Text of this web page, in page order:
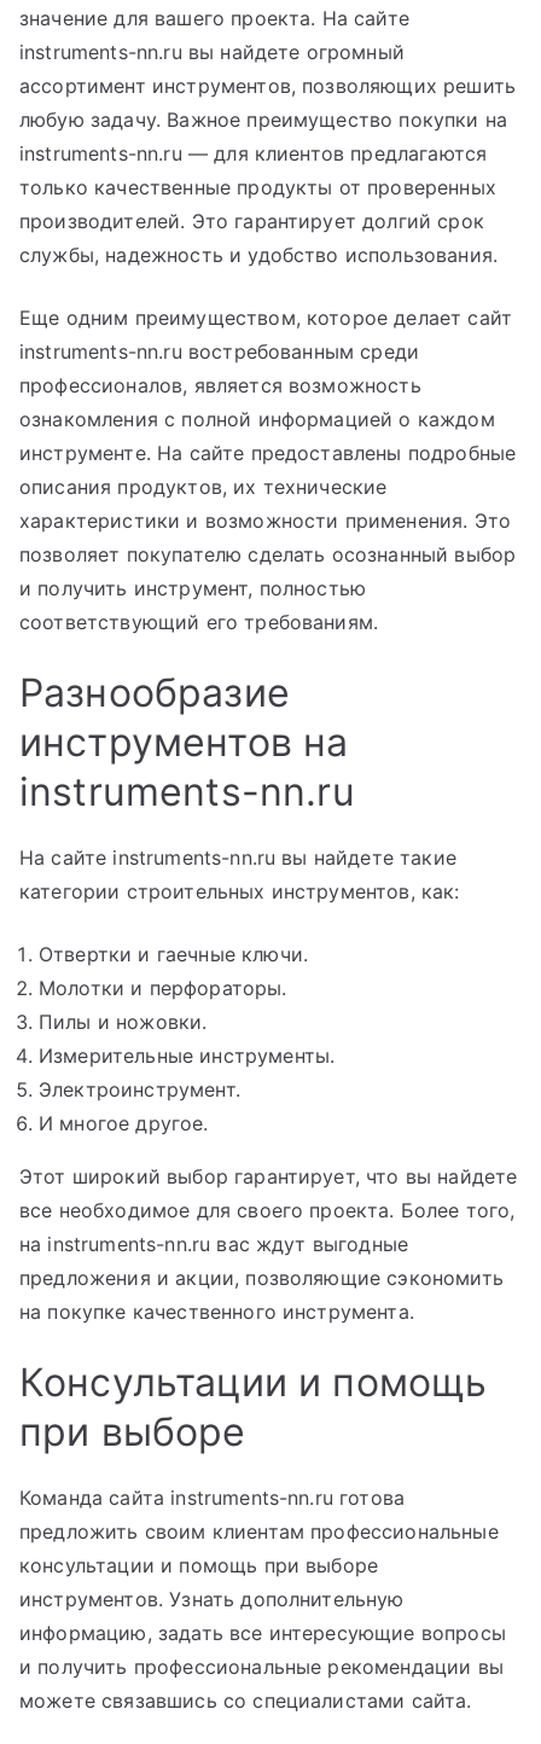
значение для вашего проекта. На сайте
instruments-nn.ru вы найдете огромный
ассортимент инструментов, позволяющих решить
любую задачу. Важное преимущество покупки на
instruments-nn.ru — для клиентов предлагаются
только качественные продукты от проверенных
производителей. Это гарантирует долгий срок
службы, надежность и удобство использования.
Еще одним преимуществом, которое делает сайт
instruments-nn.ru востребованным среди
профессионалов, является возможность
ознакомления с полной информацией о каждом
инструменте. На сайте предоставлены подробные
описания продуктов, их технические
характеристики и возможности применения. Это
позволяет покупателю сделать осознанный выбор
и получить инструмент, полностью
соответствующий его требованиям.
Разнообразие
инструментов на
instruments-nn.ru
На сайте instruments-nn.ru вы найдете такие
категории строительных инструментов, как:
Отвертки и гаечные ключи.
Молотки и перфораторы.
Пилы и ножовки.
Измерительные инструменты.
Электроинструмент.
И многое другое.
Этот широкий выбор гарантирует, что вы найдете
все необходимое для своего проекта. Более того,
на instruments-nn.ru вас ждут выгодные
предложения и акции, позволяющие сэкономить
на покупке качественного инструмента.
Консультации и помощь
при выборе
Команда сайта instruments-nn.ru готова
предложить своим клиентам профессиональные
консультации и помощь при выборе
инструментов. Узнать дополнительную
информацию, задать все интересующие вопросы
и получить профессиональные рекомендации вы
можете связавшись со специалистами сайта.